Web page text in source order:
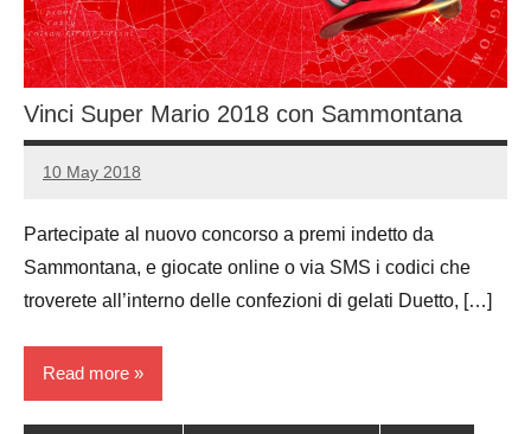
Vinci Super Mario 2018 con Sammontana
10 May 2018
Luca
No
Partecipate al nuovo concorso a premi indetto da
Sammontana, e giocate online o via SMS i codici che
troverete all’interno delle confezioni di gelati Duetto, […]
Read more